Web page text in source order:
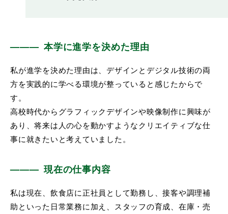
本学に進学を決めた理由
私が進学を決めた理由は、デザインとデジタル技術の両
方を実践的に学べる環境が整っていると感じたからで
す。
高校時代からグラフィックデザインや映像制作に興味が
あり、将来は人の心を動かすようなクリエイティブな仕
事に就きたいと考えていました。
現在の仕事内容
私は現在、飲食店に正社員として勤務し、接客や調理補
助といった日常業務に加え、スタッフの育成、在庫・売